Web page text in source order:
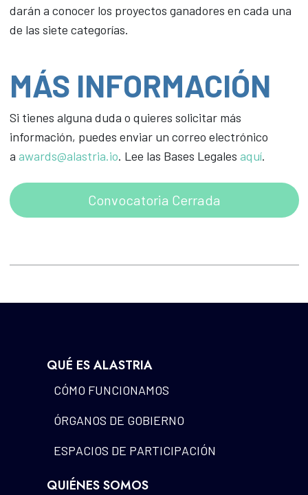
darán a conocer los proyectos ganadores en cada una
de las siete categorías.
MÁS INFORMACIÓN
Si tienes alguna duda o quieres solicitar más
información, puedes enviar un correo electrónico
a awards@alastria.io. Lee las Bases Legales aquí.
Convocatoria Cerrada
QUÉ ES ALASTRIA
CÓMO FUNCIONAMOS
ÓRGANOS DE GOBIERNO
ESPACIOS DE PARTICIPACIÓN
QUIÉNES SOMOS